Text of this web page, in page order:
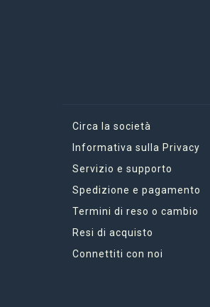
Circa la società
Informativa sulla Privacy
Servizio e supporto
Spedizione e pagamento
Termini di reso o cambio
Resi di acquisto
Connettiti con noi